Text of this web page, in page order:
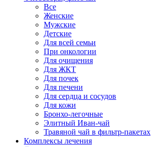
Все
Женские
Мужские
Детские
Для всей семьи
При онкологии
Для очищения
Для ЖКТ
Для почек
Для печени
Для сердца и сосудов
Для кожи
Бронхо-легочные
Элитный Иван-чай
Травяной чай в фильтр-пакетах
Комплексы лечения